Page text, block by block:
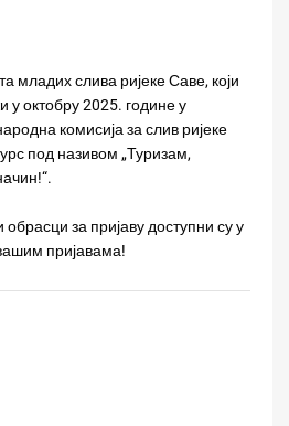
младих слива ријеке Саве, који
у октобру 2025. године у
комисија за слив ријеке
под називом „Туризам,
обрасци за пријаву доступни су у
пријавама!